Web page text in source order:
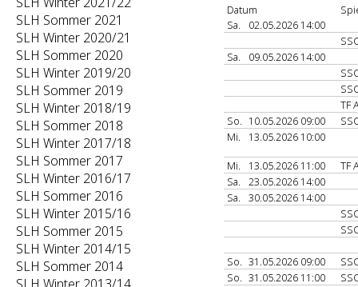
SLH Sommer 2021
SLH Winter 2020/21
SLH Sommer 2020
SLH Winter 2019/20
SLH Sommer 2019
SLH Winter 2018/19
SLH Sommer 2018
SLH Winter 2017/18
SLH Sommer 2017
SLH Winter 2016/17
SLH Sommer 2016
SLH Winter 2015/16
SLH Sommer 2015
SLH Winter 2014/15
SLH Sommer 2014
Datum
Sa.
02.05.2026 14:00
Sa.
09.05.2026 14:00
TF
So. 10.05.2026 09:00
Mi.
13.05.2026 10:00
Mi.
13.05.2026 11:00
TF
Sa.
23.05.2026 14:00
Sa.
30.05.2026 14:00
So. 31.05.2026 09:00
So. 31.05.2026 11:00